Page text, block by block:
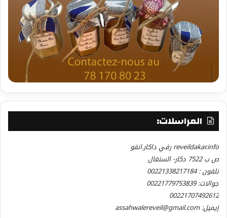
المراسلات:
reveildakar.info رفي داكار.انفو
ص ب 7522 دكار- السنغال
تلفون : 00221338217184
جوالات: 00221779753839
00221707492612
إيميل: assahwalereveil@gmail.com